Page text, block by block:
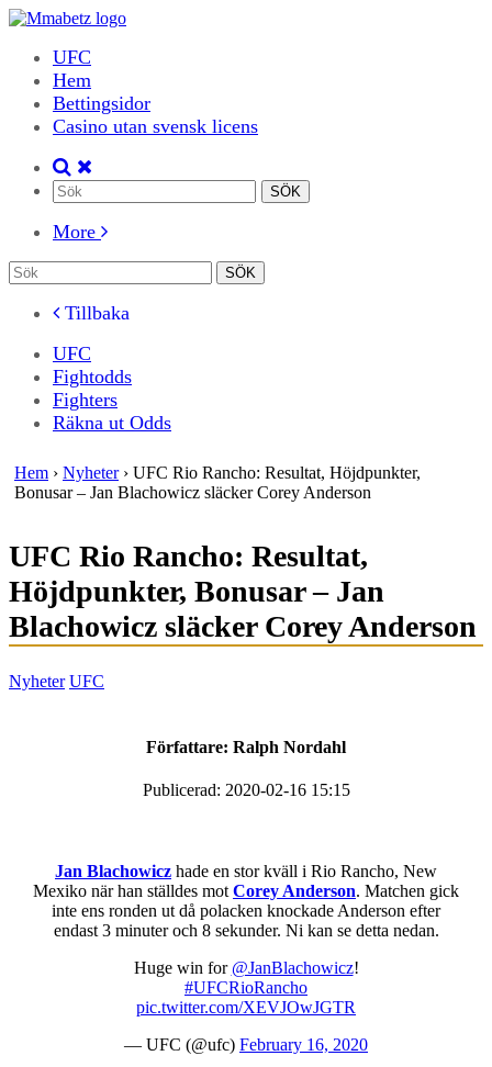
UFC
Hem
Bettingsidor
Casino utan svensk licens
More
Tillbaka
UFC
Fightodds
Fighters
Räkna ut Odds
Hem › Nyheter› UFC Rio Rancho: Resultat, Höjdpunkter,
Bonusar – Jan Blachowicz släcker Corey Anderson
UFC Rio Rancho: Resultat,
Höjdpunkter, Bonusar – Jan
Blachowicz släcker Corey Anderson
Nyheter UFC
Författare: Ralph Nordahl
Publicerad: 2020-02-16 15:15
Jan Blachowicz hade en stor kväll i Rio Rancho, New
Mexiko när han ställdes mot Corey Anderson. Matchen gick
inte ens ronden ut då polacken knockade Anderson efter
endast 3 minuter och 8 sekunder. Ni kan se detta nedan.
Huge win for @JanBlachowicz!
#UFCRioRancho
pic.twitter.com/XEVJOwJGTR
— UFC (@ufc) February 16, 2020